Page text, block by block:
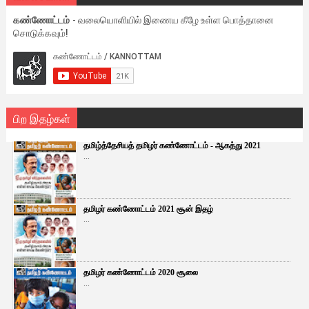
கண்ணோட்டம் - வலையொளியில் இணைய கீழே உள்ள பொத்தானை
சொடுக்கவும்!
பிற இதழ்கள்
தமிழ்த்தேசியத் தமிழர் கண்ணோட்டம் - ஆகத்து 2021
...
தமிழர் கண்ணோட்டம் 2021 சூன் இதழ்
...
தமிழர் கண்ணோட்டம் 2020 சூலை
...